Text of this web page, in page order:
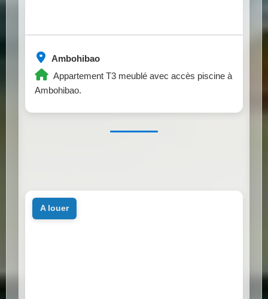
Ambohibao
Appartement T3 meublé avec accès piscine à
Ambohibao.
a louer